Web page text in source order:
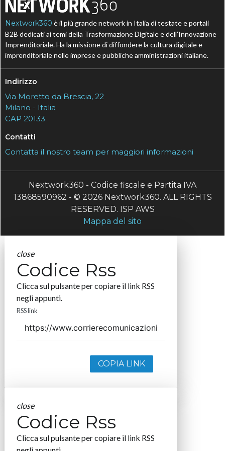
Nextwork360 è il più grande network in Italia di testate e portali
B2B dedicati ai temi della Trasformazione Digitale e dell’Innovazione
Imprenditoriale. Ha la missione di diffondere la cultura digitale e
imprenditoriale nelle imprese e pubbliche amministrazioni italiane.
Indirizzo
Via Moretto da Brescia, 22
Milano - Italia
CAP 20133
Contatti
Contatta il nostro team per maggiori informazioni
Nextwork360 - Codice fiscale e Partita IVA
13868590962 - © 2026 Nextwork360. ALL RIGHTS
RESERVED. ISP AWS
Mappa del sito
close
Codice Rss
Clicca sul pulsante per copiare il link RSS
negli appunti.
RSS link
COPIA LINK
close
Codice Rss
Clicca sul pulsante per copiare il link RSS